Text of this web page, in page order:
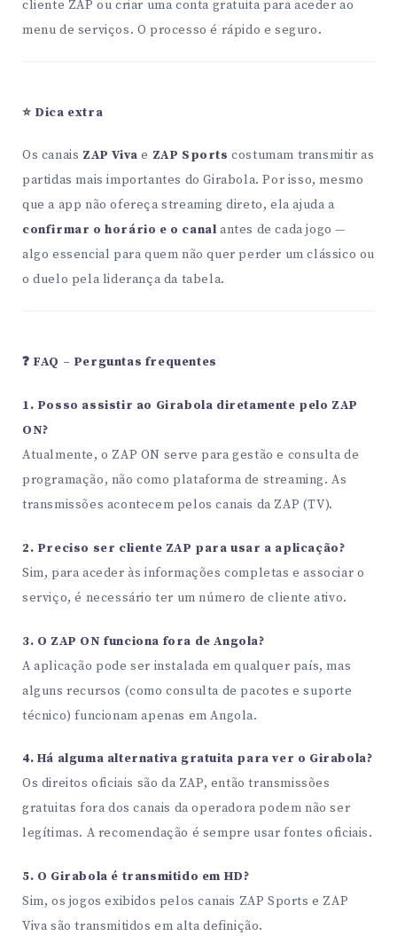
cliente ZAP ou criar uma conta gratuita para aceder ao
menu de serviços. O processo é rápido e seguro.
⭐ Dica extra
Os canais ZAP Viva e ZAP Sports costumam transmitir as
partidas mais importantes do Girabola. Por isso, mesmo
que a app não ofereça streaming direto, ela ajuda a
confirmar o horário e o canal antes de cada jogo —
algo essencial para quem não quer perder um clássico ou
o duelo pela liderança da tabela.
❓ FAQ – Perguntas frequentes
1. Posso assistir ao Girabola diretamente pelo ZAP
ON?
Atualmente, o ZAP ON serve para gestão e consulta de
programação, não como plataforma de streaming. As
transmissões acontecem pelos canais da ZAP (TV).
2. Preciso ser cliente ZAP para usar a aplicação?
Sim, para aceder às informações completas e associar o
serviço, é necessário ter um número de cliente ativo.
3. O ZAP ON funciona fora de Angola?
A aplicação pode ser instalada em qualquer país, mas
alguns recursos (como consulta de pacotes e suporte
técnico) funcionam apenas em Angola.
4. Há alguma alternativa gratuita para ver o Girabola?
Os direitos oficiais são da ZAP, então transmissões
gratuitas fora dos canais da operadora podem não ser
legítimas. A recomendação é sempre usar fontes oficiais.
5. O Girabola é transmitido em HD?
Sim, os jogos exibidos pelos canais ZAP Sports e ZAP
Viva são transmitidos em alta definição.